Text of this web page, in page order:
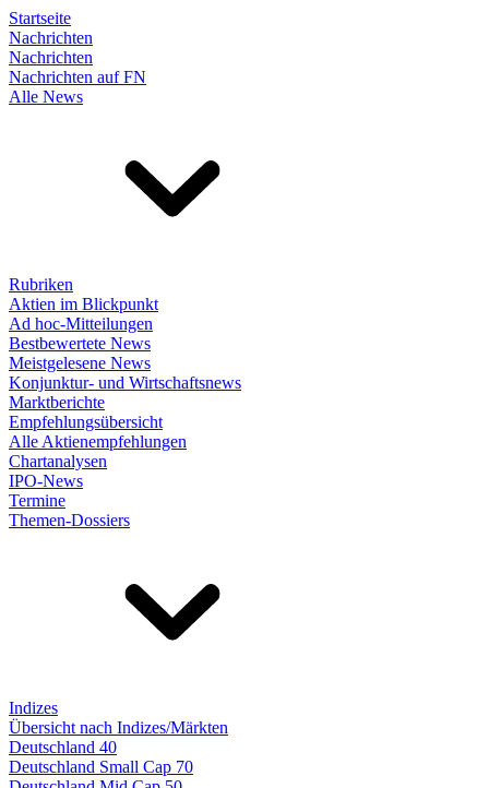
Startseite
Nachrichten
Nachrichten
Nachrichten auf FN
Alle News
Rubriken
Aktien im Blickpunkt
Ad hoc-Mitteilungen
Bestbewertete News
Meistgelesene News
Konjunktur- und Wirtschaftsnews
Marktberichte
Empfehlungsübersicht
Alle Aktienempfehlungen
Chartanalysen
IPO-News
Termine
Themen-Dossiers
Indizes
Übersicht nach Indizes/Märkten
Deutschland 40
Deutschland Small Cap 70